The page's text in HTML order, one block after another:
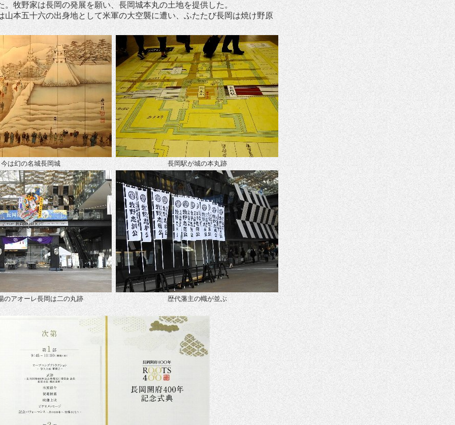
。牧野家は長岡の発展を願い、長岡城本丸の土地を提供した。
山本五十六の出身地として米軍の大空襲に遭い、ふたたび長岡は焼け野原
今は幻の名城長岡城 長岡駅が城の本丸跡
のアオーレ長岡は二の丸跡 歴代藩主の幟が並ぶ